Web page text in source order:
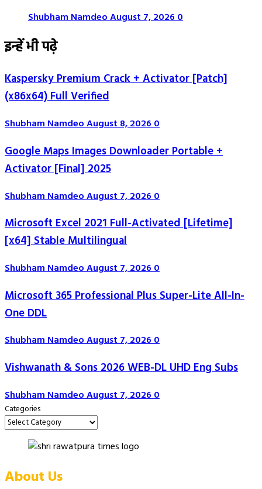
Shubham NamdeoAugust 7, 20260
इन्हें भी पढ़े
Kaspersky Premium Crack + Activator [Patch]
(x86x64) Full Verified
Shubham NamdeoAugust 8, 20260
Google Maps Images Downloader Portable +
Activator [Final] 2025
Shubham NamdeoAugust 7, 20260
Microsoft Excel 2021 Full-Activated [Lifetime]
[x64] Stable Multilingual
Shubham NamdeoAugust 7, 20260
Microsoft 365 Professional Plus Super-Lite All-In-
One DDL
Shubham NamdeoAugust 7, 20260
Vishwanath & Sons 2026 WEB-DL UHD Eng Subs
Shubham NamdeoAugust 7, 20260
Categories
About Us